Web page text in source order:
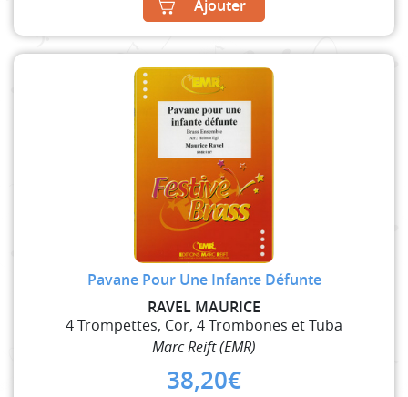
Ajouter
Pavane Pour Une Infante Défunte
RAVEL MAURICE
4 Trompettes, Cor, 4 Trombones et Tuba
Marc Reift (EMR)
38,20€